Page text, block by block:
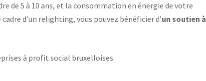
de 5 à 10 ans, et la consommation en énergie de votre
d’un relighting, vous pouvez bénéficier d’un soutien à
à profit social bruxelloises.